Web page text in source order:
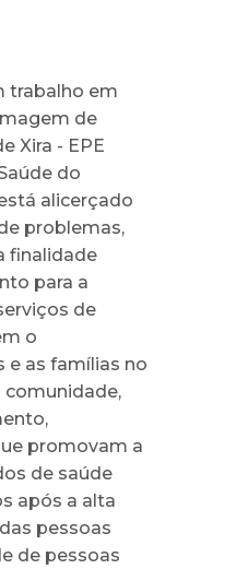
trabalho em
de
Xira - EPE
do
alicerçado
problemas,
finalidade
para a
de
o
e as famílias no
comunidade,
promovam a
de saúde
após a alta
pessoas
de pessoas